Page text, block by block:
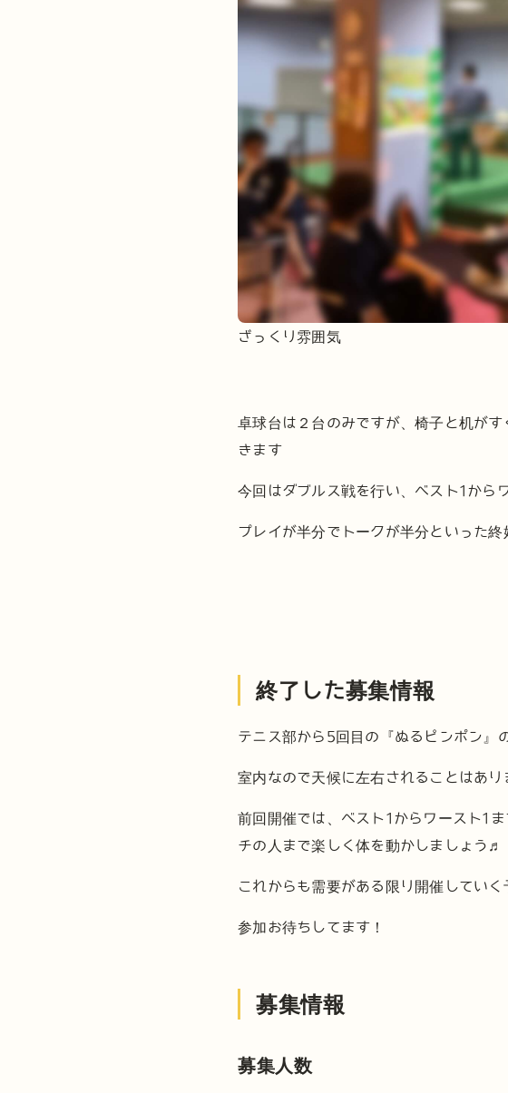
ざっくり雰囲気
卓球台は２台のみですが、椅子と机が
きます
今回はダブルス戦を行い、ベスト1から
プレイが半分でトークが半分といった
終了した募集情報
テニス部から5回目の『ぬるピンポン』
室内なので天候に左右されることはあり
前回開催では、ベスト1からワースト1
チの人まで楽しく体を動かしましょう♬
これからも需要がある限り開催していく
参加お待ちしてます！
募集情報
募集人数